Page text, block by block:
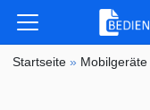
Startseite » Mobilgeräte